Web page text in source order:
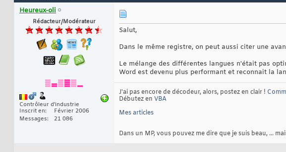
Heureux-oli
Rédacteur/Modérateur
Contrôleur d'industrie
Inscrit en
Février 2006
Messages
21 086
Salut,
Dans le même registre, on peut aussi citer une
Le mélange des différentes langues n'était pas
Word est devenu plus performant et reconnait la
J'ai pas encore de décodeur, alors, postez en clair !
Débutez en VBA
Mes articles
Dans un MP, vous pouvez me dire que je suis beau, ...